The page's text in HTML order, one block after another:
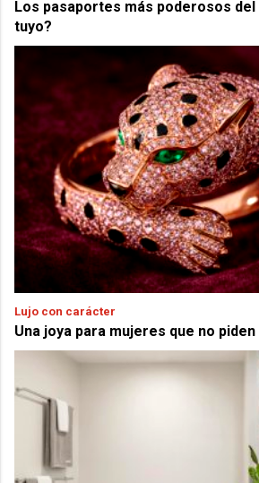
Los pasaportes más poderosos del
tuyo?
Lujo con carácter
Una joya para mujeres que no